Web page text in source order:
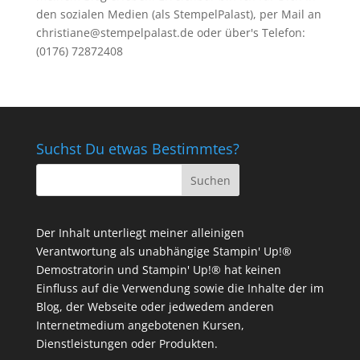
den sozialen Medien (als StempelPalast), per Mail an
christiane@stempelpalast.de oder über's Telefon:
(0176) 72872408
Suchst Du etwas Bestimmtes?
Der Inhalt unterliegt meiner alleinigen
Verantwortung als unabhängige Stampin' Up!®
Demostratorin und Stampin' Up!® hat keinen
Einfluss auf die Verwendung sowie die Inhalte der im
Blog, der Webseite oder jedwedem anderen
Internetmedium angebotenen Kursen,
Dienstleistungen oder Produkten.